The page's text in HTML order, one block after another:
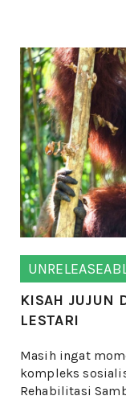
KISAH JUJUN
LESTARI
Masih ingat
kompleks
Rehabilitasi